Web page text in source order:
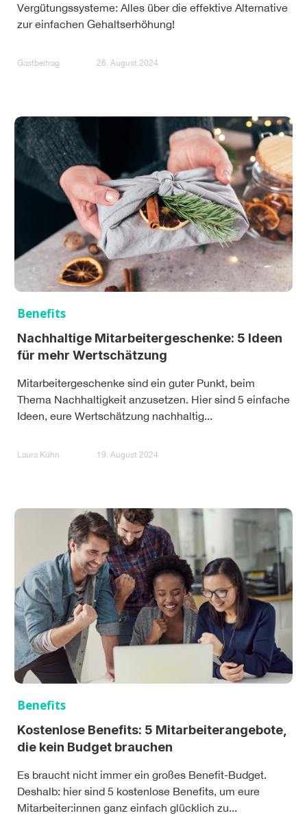
Vergütungssysteme: Alles über die effektive Alternative
zur einfachen Gehaltserhöhung!
Gastbeitrag 26. August 2024
Benefits
Nachhaltige Mitarbeitergeschenke: 5 Ideen
für mehr Wertschätzung
Mitarbeitergeschenke sind ein guter Punkt, beim
Thema Nachhaltigkeit anzusetzen. Hier sind 5 einfache
Ideen, eure Wertschätzung nachhaltig...
Laura Kühn 19. August 2024
Benefits
Kostenlose Benefits: 5 Mitarbeiterangebote,
die kein Budget brauchen
Es braucht nicht immer ein großes Benefit-Budget.
Deshalb: hier sind 5 kostenlose Benefits, um eure
Mitarbeiter:innen ganz einfach glücklich zu...